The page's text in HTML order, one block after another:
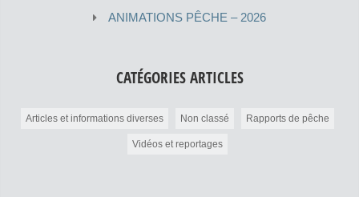
ANIMATIONS PÊCHE – 2026
CATÉGORIES ARTICLES
Articles et informations diverses Non classé Rapports de pêche
Vidéos et reportages